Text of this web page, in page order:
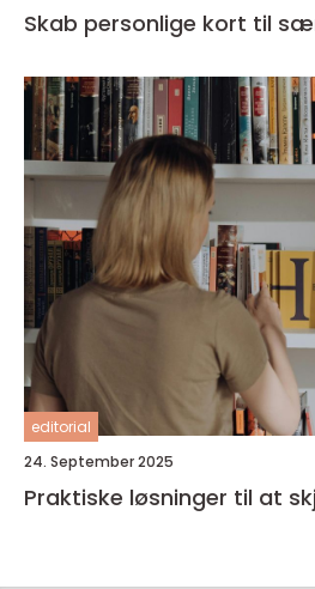
Skab personlige kort til
editorial
24. September 2025
Praktiske løsninger til at